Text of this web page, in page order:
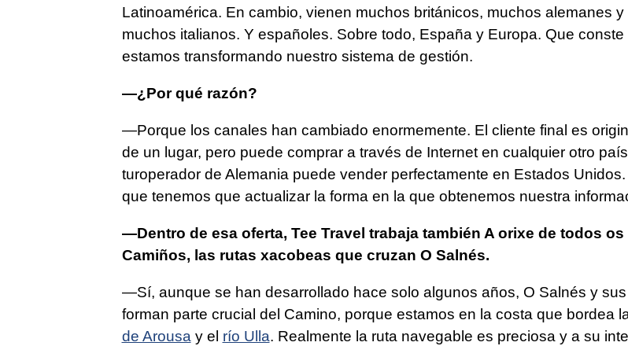
Latinoamérica. En cambio, vienen muchos británicos, muchos alemanes y
muchos italianos. Y españoles. Sobre todo, España y Europa. Que conste
estamos transformando nuestro sistema de gestión.
—¿Por qué razón?
—Porque los canales han cambiado enormemente. El cliente final es
de un lugar, pero puede comprar a través de Internet en cualquier otro
turoperador de Alemania puede vender perfectamente en Estados
que tenemos que actualizar la forma en la que obtenemos nuestra
—Dentro de esa oferta, Tee Travel trabaja también A orixe de todos os
Camiños, las rutas xacobeas que cruzan O Salnés.
—Sí, aunque se han desarrollado hace solo algunos años, O Salnés y
forman parte crucial del Camino, porque estamos en la costa que bordea
de Arousay el río Ulla. Realmente la ruta navegable es preciosa y a su